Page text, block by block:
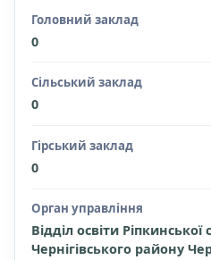
Головний заклад
0
Сільський заклад
0
Гірський заклад
0
Орган управління
Відділ освіти
Чернігівського району